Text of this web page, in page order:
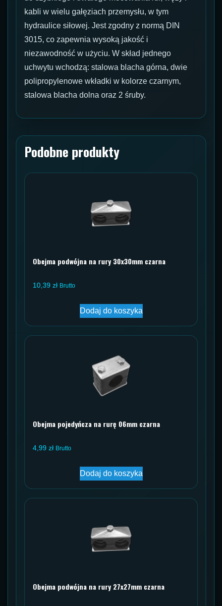
kabli w wielu gałęziach przemysłu, w tym
hydraulice siłowej. Jest zgodny z normą DIN
3015, co zapewnia wysoką jakość i
niezawodność w użyciu. W skład jednego
uchwytu wchodzą: stalowa blacha górna, dwie
polipropylenowe wkładki w kolorze czarnym,
stalowa blacha dolna oraz 2 śruby.
Podobne produkty
Obejma podwójna na rury 30x30mm czarna
10,39 zł Brutto
Dodaj do koszyka
Obejma pojedyńcza na rurę 06mm czarna
4,99 zł Brutto
Dodaj do koszyka
Obejma podwójna na rury 27x27mm czarna